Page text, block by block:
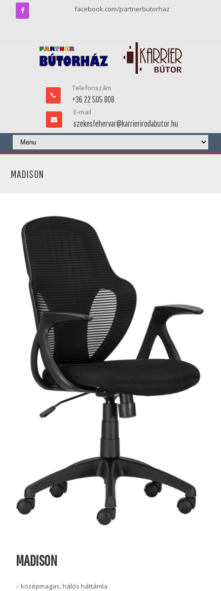
facebook.com/partnerbutorhaz
Telefonszám
+36 22 505 808
E-mail
szekesfehervar@karrierirodabutor.hu
MADISON
MADISON
– középmagas, hálós háttámla